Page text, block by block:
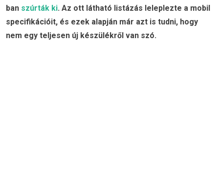
ban szúrták ki. Az ott látható listázás leleplezte a mobil
specifikációit, és ezek alapján már azt is tudni, hogy
nem egy teljesen új készülékről van szó.